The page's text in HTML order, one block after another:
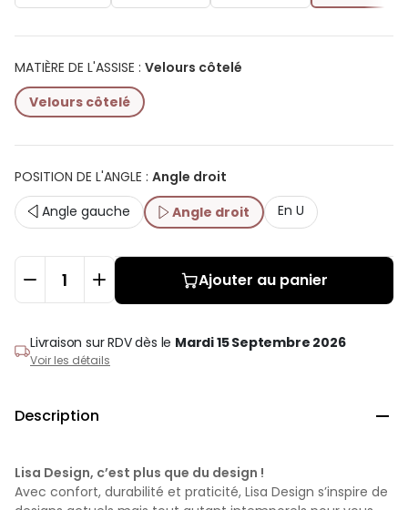
MATIÈRE DE L'ASSISE : Velours côtelé
Velours côtelé
POSITION DE L'ANGLE : Angle droit
Angle gauche
Angle droit En U
Ajouter au panier
Livraison sur RDVdès le Mardi 15 Septembre 2026
Voir les détails
Description 
Lisa Design, c’est plus que du design !
Avec confort, durabilité et praticité, Lisa Design s’inspire de